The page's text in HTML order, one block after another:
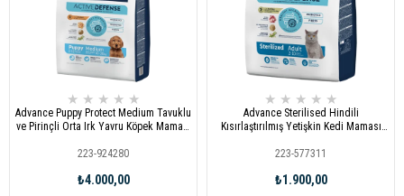
★ ★ ★ ★ ★
Advance Puppy Protect Medium Tavuklu
ve Pirinçli Orta Irk Yavru Köpek Maması
223-924280
₺4.000,00
★ ★ ★ ★ ★
Advance Sterilised Hindili
Kısırlaştırılmış Yetişkin Kedi Maması
223-577311
₺1.900,00